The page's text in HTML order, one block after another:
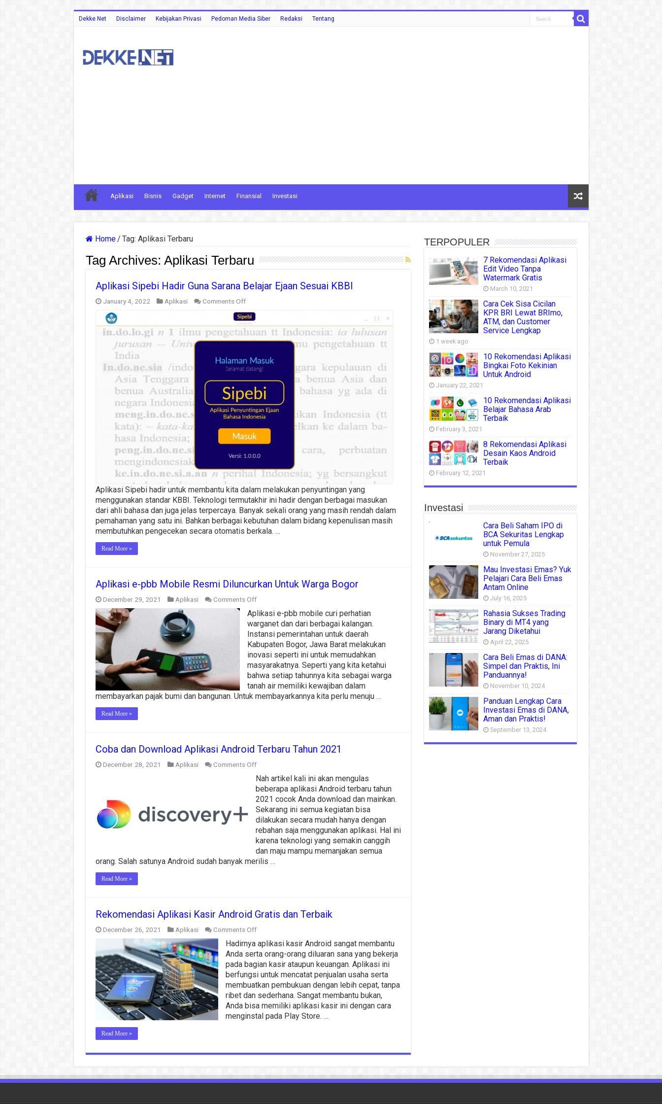
Dekke Net Disclaimer Kebijakan Privasi Pedoman Media Siber Redaksi Tentang
Aplikasi Bisnis Gadget Internet Finansial Investasi
Home/ Tag: Aplikasi Terbaru
Tag Archives: Aplikasi Terbaru
Aplikasi Sipebi Hadir Guna Sarana Belajar Ejaan Sesuai KBBI
January 4, 2022 Aplikasi Comments Offon
Sipebi
Hadir
Guna
Sarana
Ejaan
Sesuai
KBBI
Aplikasi Sipebi hadir untuk membantu kita dalam melakukan penyuntingan yang
menggunakan standar KBBI. Teknologi termutakhir ini hadir dengan berbagai masukan
dari ahli bahasa dan juga jelas terpercaya. Banyak sekali orang yang masih rendah dalam
pemahaman yang satu ini. Bahkan berbagai kebutuhan dalam bidang kepenulisan masih
membutuhkan pengecekan secara otomatis berkala. …
Read More »
Aplikasi e-pbb Mobile Resmi Diluncurkan Untuk Warga Bogor
December 29, 2021 Aplikasi Comments Offon
e-
pbb
Mobile
Resmi
Diluncurkan
Untuk
Warga
Bogor
Aplikasi e-pbb mobile curi perhatian
warganet dan dari berbagai kalangan.
Instansi pemerintahan untuk daerah
Kabupaten Bogor, Jawa Barat melakukan
inovasi seperti ini untuk memudahkan
masyarakatnya. Seperti yang kita ketahui
bahwa setiap tahunnya kita sebagai warga
tanah air memiliki kewajiban dalam
membayarkan pajak bumi dan bangunan. Untuk membayarkannya kita perlu menuju …
Read More »
Coba dan Download Aplikasi Android Terbaru Tahun 2021
December 28, 2021 Aplikasi Comments Offon
dan
Download
Aplikasi
Android
Terbaru
Tahun
2021
Nah artikel kali ini akan mengulas
beberapa aplikasi Android terbaru tahun
2021 cocok Anda download dan mainkan.
Sekarang ini semua kegiatan bisa
dilakukan secara mudah hanya dengan
rebahan saja menggunakan aplikasi. Hal ini
karena teknologi yang semakin canggih
dan maju mampu memanjakan semua
orang. Salah satunya Android sudah banyak merilis …
Read More »
Rekomendasi Aplikasi Kasir Android Gratis dan Terbaik
December 26, 2021 Aplikasi Comments Offon
Aplikasi
Kasir
Android
Gratis
dan
Terbaik
Hadirnya aplikasi kasir Android sangat membantu
Anda serta orang-orang diluaran sana yang bekerja
pada bagian kasir ataupun keuangan. Aplikasi ini
berfungsi untuk mencatat penjualan usaha serta
membuatkan pembukuan dengan lebih cepat, tanpa
ribet dan sederhana. Sangat membantu bukan,
Anda bisa memiliki aplikasi kasir ini dengan cara
menginstal pada Play Store. …
Read More »
TERPOPULER
7 Rekomendasi Aplikasi
Edit Video Tanpa
Watermark Gratis
March 10, 2021
Cara Cek Sisa Cicilan
KPR BRI Lewat BRImo,
ATM, dan Customer
Service Lengkap
1 week ago
10 Rekomendasi Aplikasi
Bingkai Foto Kekinian
Untuk Android
January 22, 2021
10 Rekomendasi Aplikasi
Belajar Bahasa Arab
Terbaik
February 3, 2021
8 Rekomendasi Aplikasi
Desain Kaos Android
Terbaik
February 12, 2021
Investasi
Cara Beli Saham IPO di
BCA Sekuritas Lengkap
untuk Pemula
November 27, 2025
Mau Investasi Emas? Yuk
Pelajari Cara Beli Emas
Antam Online
July 16, 2025
Rahasia Sukses Trading
Binary di MT4 yang
Jarang Diketahui
April 22, 2025
Cara Beli Emas di DANA:
Simpel dan Praktis, Ini
Panduannya!
November 10, 2024
Panduan Lengkap Cara
Investasi Emas di DANA,
Aman dan Praktis!
September 13, 2024